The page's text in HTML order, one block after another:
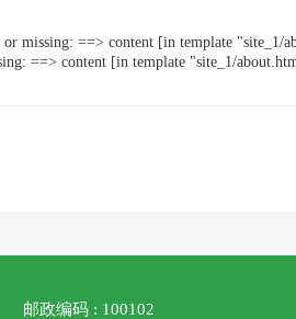
missing: ==> content [in template "site_1/
==> content [in template "site_1/
邮政编码 : 100102